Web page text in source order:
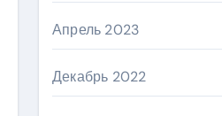
Апрель 2023
Декабрь 2022